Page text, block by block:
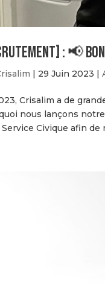
: 📢
| 29 Juin 2023 |
Crisalim a de
nous lançons
Service Civique afin